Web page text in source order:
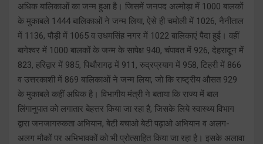
अधिक बालिकाओं का जन्म हुआ है। जिसमें जनपद अल्मोड़ा में 1000 बालकों
के मुकाबले 1444 बालिकाओं ने जन्म लिया, ऐसे ही चमोली में 1026, नैनीताल
में 1136, पौड़ी में 1065 व उधमसिंह नगर में 1022 बालिकाएं पैदा हुई। वहीं
बागेश्वर में 1000 बालकों के जन्म के सापेक्ष 940, चंपावत में 926, देहरादून में
823, हरिद्वार में 985, पिथौरागढ़ में 911, रुद्रप्रयाग में 958, टिहरी में 866
व उत्तरकाशी में 869 बालिकाओं ने जन्म लिया, जो कि राष्ट्रीय औसत 929
के मुकाबले कहीं अधिक है। विभागीय मंत्री ने बताया कि राज्य में बाल
लिंगानुपात को लगातार बेहत्तर किया जा रहा है, जिसके लिये स्वास्थ्य विभाग
द्वारा जनजागरुकता अभियान, बेटी बचाओ बेटी पढ़ाओ अभियान व अलग-
अलग मौकों पर अभिभावकों को भी प्रोत्साहित किया जा रहा है। इसके अलावा